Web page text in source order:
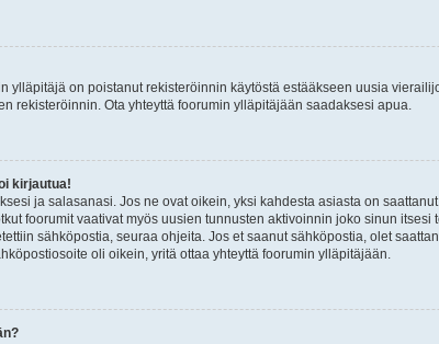
ylläpitäjä on poistanut rekisteröinnin käytöstä estääkseen uusia
rekisteröinnin. Ota yhteyttä foorumin ylläpitäjään saadaksesi apua.
kirjautua!
ja salasanasi. Jos ne ovat oikein, yksi kahdesta asiasta on
foorumit vaativat myös uusien tunnusten aktivoinnin joko sinun
sähköpostia, seuraa ohjeita. Jos et saanut sähköpostia, olet
oli oikein, yritä ottaa yhteyttä foorumin ylläpitäjään.